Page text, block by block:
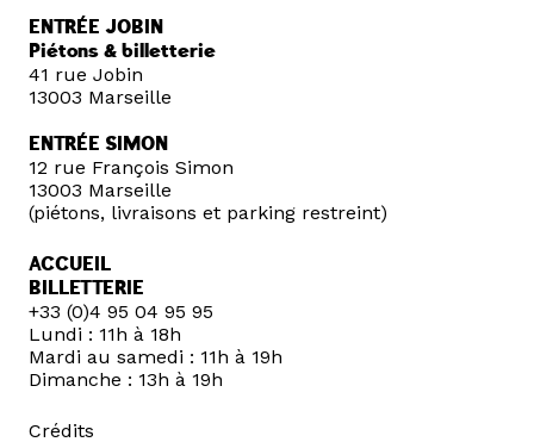
ENTRÉE JOBIN
Piétons & billetterie
41 rue Jobin
13003 Marseille
ENTRÉE SIMON
12 rue François Simon
13003 Marseille
(piétons, livraisons et parking restreint)
ACCUEIL
BILLETTERIE
+33 (0)4 95 04 95 95
Lundi : 11h à 18h
Mardi au samedi : 11h à 19h
Dimanche : 13h à 19h
Crédits